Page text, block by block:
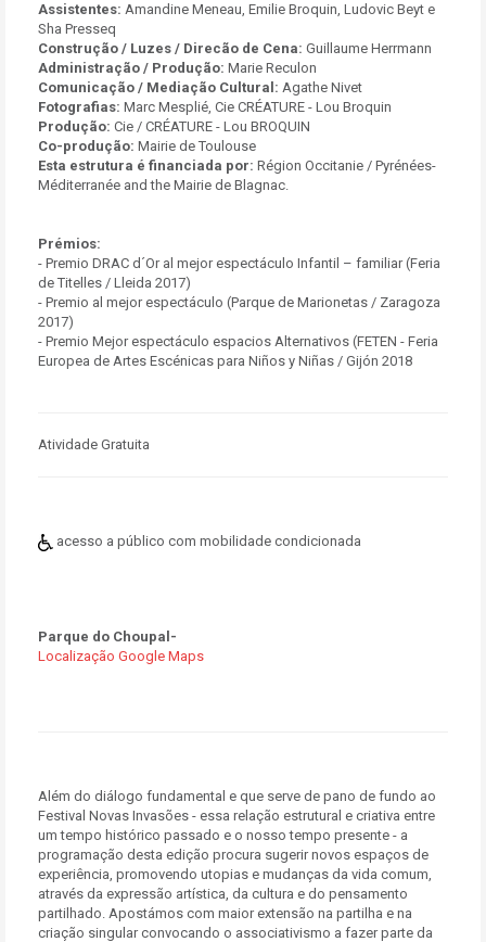
Assistentes: Amandine Meneau, Emilie Broquin, Ludovic Beyt e
Sha Presseq
Construção / Luzes / Direcão de Cena: Guillaume Herrmann
Administração / Produção: Marie Reculon
Comunicação / Mediação Cultural: Agathe Nivet
Fotografias: Marc Mesplié, Cie CRÉATURE - Lou Broquin
Produção: Cie / CRÉATURE - Lou BROQUIN
Co-produção: Mairie de Toulouse
Esta estrutura é financiada por: Région Occitanie / Pyrénées-
Méditerranée and the Mairie de Blagnac.
Prémios:
- Premio DRAC d´Or al mejor espectáculo Infantil – familiar (Feria
de Titelles / Lleida 2017)
- Premio al mejor espectáculo (Parque de Marionetas / Zaragoza
2017)
- Premio Mejor espectáculo espacios Alternativos (FETEN - Feria
Europea de Artes Escénicas para Niños y Niñas / Gijón 2018
Atividade Gratuita
acesso a público com mobilidade condicionada
Parque do Choupal-
Localização Google Maps
Além do diálogo fundamental e que serve de pano de fundo ao
Festival Novas Invasões - essa relação estrutural e criativa entre
um tempo histórico passado e o nosso tempo presente - a
programação desta edição procura sugerir novos espaços de
experiência, promovendo utopias e mudanças da vida comum,
através da expressão artística, da cultura e do pensamento
partilhado. Apostámos com maior extensão na partilha e na
criação singular convocando o associativismo a fazer parte da